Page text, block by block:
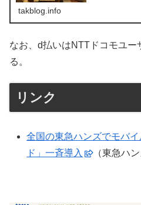
2019年7月1日（
takblog.info
なお、d払いはNTTドコモユー
る。
リンク
全国の東急ハンズでモバ
ド」一斉導入
（東急ハン